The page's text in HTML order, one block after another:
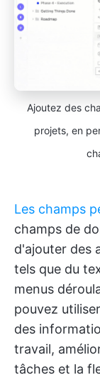
Ajoutez des
projets, en
Les champs
champs de
d'ajouter des
tels que du
menus
pouvez
des
travail,
tâches et la